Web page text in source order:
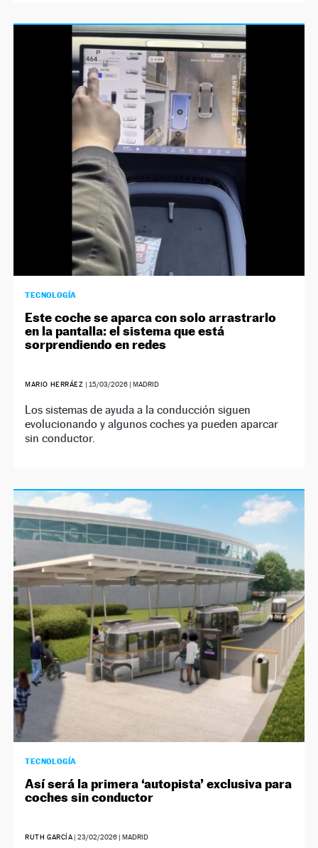
TECNOLOGÍA
Este coche se aparca con solo arrastrarlo
en la pantalla: el sistema que está
sorprendiendo en redes
MARIO HERRÁEZ | 15/03/2026| MADRID
Los sistemas de ayuda a la conducción siguen
evolucionando y algunos coches ya pueden aparcar
sin conductor.
TECNOLOGÍA
Así será la primera ‘autopista’ exclusiva para
coches sin conductor
RUTH GARCÍA |23/02/2026 | MADRID